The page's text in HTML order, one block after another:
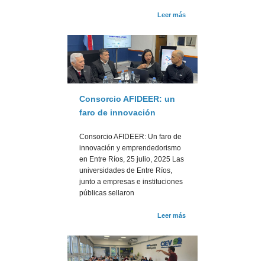
Leer más
Consorcio AFIDEER: un
faro de innovación
Consorcio AFIDEER: Un faro de
innovación y emprendedorismo
en Entre Ríos, 25 julio, 2025 Las
universidades de Entre Ríos,
junto a empresas e instituciones
públicas sellaron
Leer más